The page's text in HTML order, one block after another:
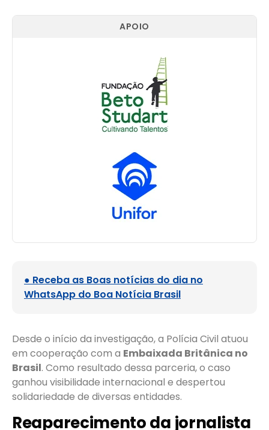
APOIO
● Receba as Boas notícias do dia no
WhatsApp do Boa Notícia Brasil
Desde o início da investigação, a Polícia Civil atuou
em cooperação com a Embaixada Britânica no
Brasil. Como resultado dessa parceria, o caso
ganhou visibilidade internacional e despertou
solidariedade de diversas entidades.
Reaparecimento da jornalista